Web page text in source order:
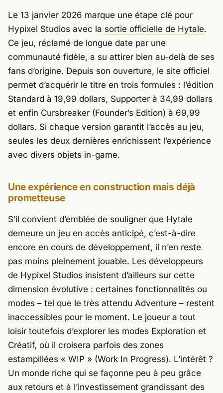
Le 13 janvier 2026 marque une étape clé pour
Hypixel Studios avec la sortie officielle de Hytale.
Ce jeu, réclamé de longue date par une
communauté fidèle, a su attirer bien au-delà de ses
fans d’origine. Depuis son ouverture, le site officiel
permet d’acquérir le titre en trois formules : l’édition
Standard à 19,99 dollars, Supporter à 34,99 dollars
et enfin Cursbreaker (Founder’s Edition) à 69,99
dollars. Si chaque version garantit l’accès au jeu,
seules les deux dernières enrichissent l’expérience
avec divers objets in-game.
Une expérience en construction mais déjà
prometteuse
S’il convient d’emblée de souligner que Hytale
demeure un jeu en accès anticipé, c’est-à-dire
encore en cours de développement, il n’en reste
pas moins pleinement jouable. Les développeurs
de Hypixel Studios insistent d’ailleurs sur cette
dimension évolutive : certaines fonctionnalités ou
modes – tel que le très attendu Adventure – restent
inaccessibles pour le moment. Le joueur a tout
loisir toutefois d’explorer les modes Exploration et
Créatif, où il croisera parfois des zones
estampillées « WIP » (Work In Progress). L’intérêt ?
Un monde riche qui se façonne peu à peu grâce
aux retours et à l’investissement grandissant des